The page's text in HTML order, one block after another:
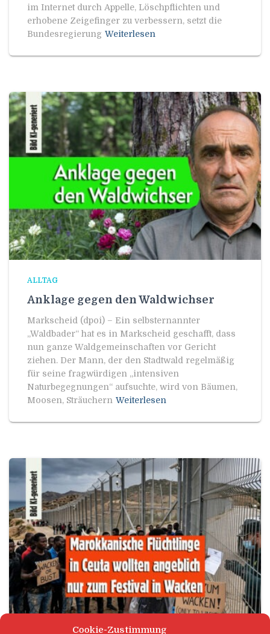
Cookie-Zustimmung
im Internet durch Appelle, Löschpflichten und
erhobene Zeigefinger zu verbessern, setzt die
Bundesregierung Weiterlesen
ALLTAG
Anklage gegen den Waldwichser
Markscheid (dpoi) – Ein selbsternannter
„Waldbader“ hat es in Markscheid geschafft, dass
nun ganze Waldgemeinschaften vor Gericht
ziehen. Der Mann, der den Stadtwald regelmäßig
für seine fragwürdigen „intensiven
Naturbegegnungen“ aufsuchte, wird von Bäumen,
Moosen, Sträuchern Weiterlesen